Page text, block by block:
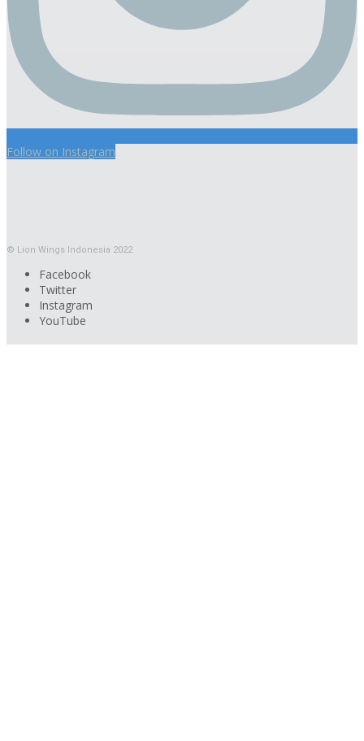
Follow on Instagram
© Lion Wings Indonesia 2022
Facebook
Twitter
Instagram
YouTube